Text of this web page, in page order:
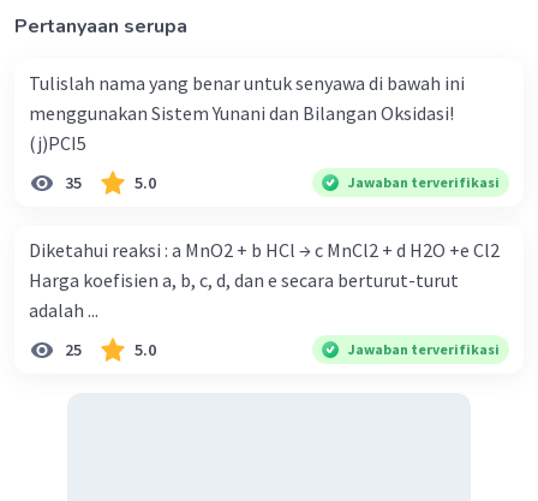
Pertanyaan serupa
Tulislah nama yang benar untuk senyawa di bawah ini
menggunakan Sistem Yunani dan Bilangan Oksidasi!
(j)PCI5
35 5.0 Jawaban terverifikasi
Diketahui reaksi : a MnO2 + b HCl → c MnCl2 + d H2O +e Cl2
Harga koefisien a, b, c, d, dan e secara berturut-turut
adalah ...
25 5.0 Jawaban terverifikasi